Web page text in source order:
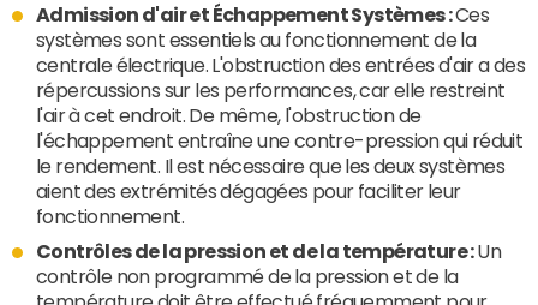
Admission d'air etÉchappementSystèmes :Ces
systèmes sont essentiels au fonctionnement de la
centrale électrique. L'obstruction des entrées d'air a des
répercussions sur les performances, car elle restreint
l'air à cet endroit. De même, l'obstruction de
l'échappement entraîne une contre-pression qui réduit
le rendement. Il est nécessaire que les deux systèmes
aient des extrémités dégagées pour faciliter leur
fonctionnement.
Contrôles de la pression et de la température :Un
contrôle non programmé de la pression et de la